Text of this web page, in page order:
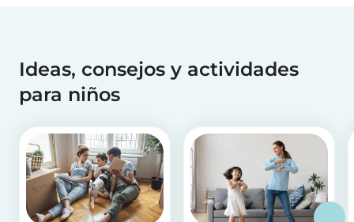
Ideas, consejos y actividades
para niños